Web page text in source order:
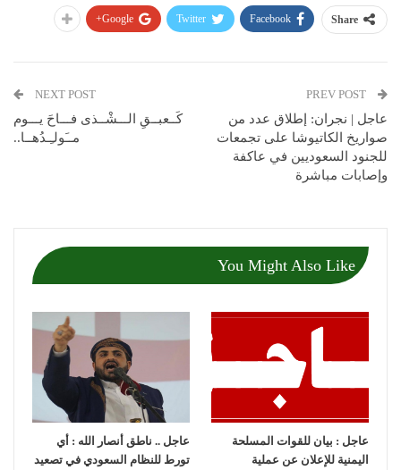
Share
Facebook
Twitter
Google+
عاجل | نجران: إطلاق عدد من
صواريخ الكاتيوشا على تجمعات
للجنود السعوديين في عاكفة
وإصابات مباشرة
NEXT POST
كَــعبــقِ الـــشْــذى فـــاحَ يـــوم
مــَولـِـدُهــا..
You Might Also Like
عاجل : بيان للقوات المسلحة
اليمنية للإعلان عن عملية
عاجل .. ناطق أنصار الله : أي
تورط للنظام السعودي في تصعيد